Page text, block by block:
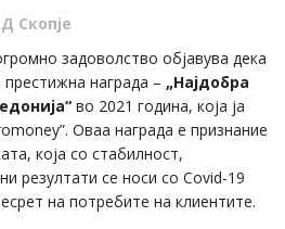
Скопје
задоволство објавува дека
награда – „Најдобра
во 2021 година, која ја
Оваа награда е признание
која со стабилност,
резултати се носи со Covid-19
на потребите на клиентите.